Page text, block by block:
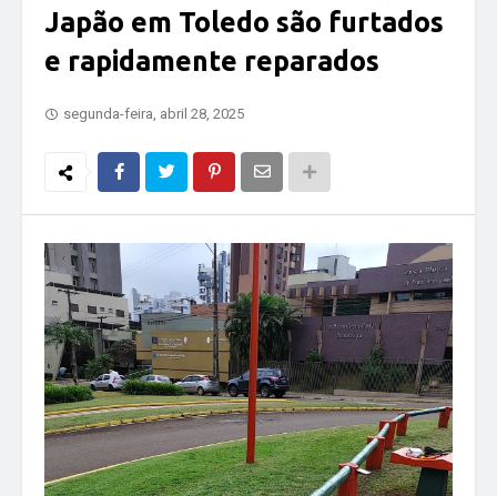
Japão em Toledo são furtados
e rapidamente reparados
segunda-feira, abril 28, 2025